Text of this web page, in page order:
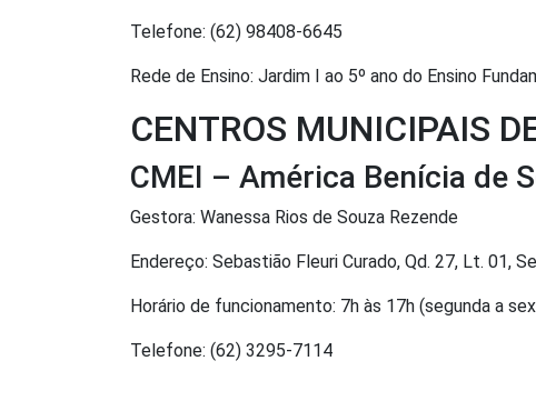
Telefone: (62) 98408-6645
Rede de Ensino: Jardim I ao 5º ano do Ensino
CENTROS MUNICIPAIS
CMEI – América Benícia de
Gestora: Wanessa Rios de Souza Rezende
Endereço: Sebastião Fleuri Curado, Qd. 27, Lt. 01,
Horário de funcionamento: 7h às 17h (segunda a
Telefone: (62) 3295-7114